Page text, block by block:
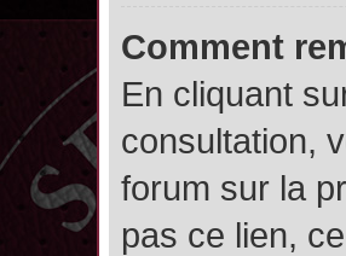
Comment
En cliquant
consultation,
forum sur la
pas ce lien,